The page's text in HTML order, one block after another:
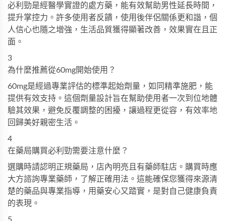
必利勁是經醫學實證的處方藥，能有效幫助男性延長時間，
提升掌控力。許多使用者反饋，使用後伴侶關係更和諧，個
人信心也隨之增強，生活品質獲得顯著改善，效果實在且正
面。
3
為什麼推薦從60mg開始使用？
60mg是經過專業評估的標準起始劑量，如同精準施肥，能
提供有效支持。這個劑量設計旨在幫助使用者一次到位地體
驗其效果，避免反覆調整的困擾，讓過程更從容，有效率地
回歸美好親密生活。
4
在藥局購買必利勁需要注意什麼？
選購時請認明正規藥局，店內明亮且有藥師駐店。購買時應
大方諮詢專業藥師，了解正確用法。這能確保您獲得來源清
楚的藥品與專業指導，用藥安心又踏實，是對自己健康負責
的表現。